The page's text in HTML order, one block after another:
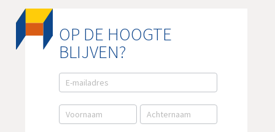
OP DE HOOGTE
BLIJVEN?
E-
mail
aanmelding
NL